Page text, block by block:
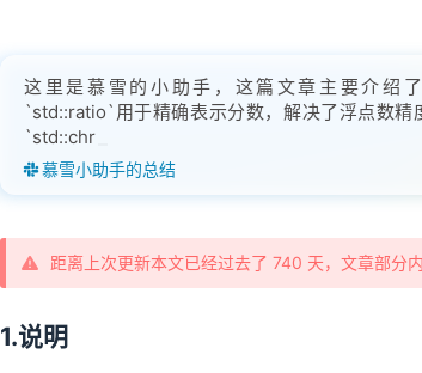
这里是慕雪的小助手，这篇文章主要介绍
`std::ratio`用于精确表示分数，解决了浮点数
`std::chrono::duration`类，该类用于表示时间周
慕雪小助手的总结
距离上次更新本文已经过去了 740 天，文章部分
1.说明